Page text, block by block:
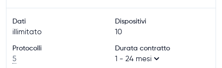
Dati
illimitato
Dispositivi
10
Protocolli
5
Durata contratto
1 - 24 mesi